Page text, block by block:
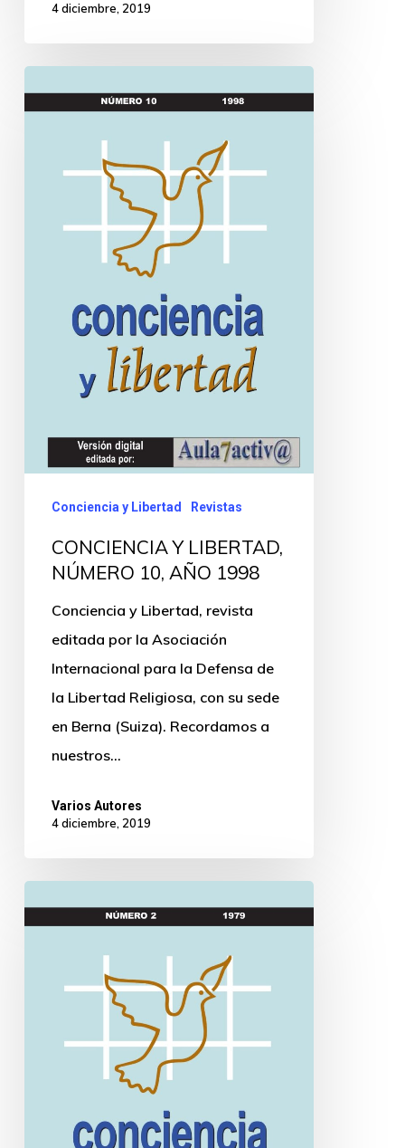
4 diciembre, 2019
Conciencia y Libertad Revistas
CONCIENCIA Y LIBERTAD,
NÚMERO 10, AÑO 1998
Conciencia y Libertad, revista
editada por la Asociación
Internacional para la Defensa de
la Libertad Religiosa, con su sede
en Berna (Suiza). Recordamos a
nuestros…
Varios Autores
4 diciembre, 2019